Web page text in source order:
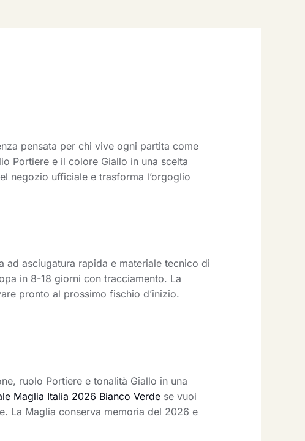
pensata per chi vive ogni partita come
Portiere e il colore Giallo in una scelta
negozio ufficiale e trasforma l’orgoglio
asciugatura rapida e materiale tecnico di
in 8-18 giorni con tracciamento. La
pronto al prossimo fischio d’inizio.
ruolo Portiere e tonalità Giallo in una
Maglia Italia 2026 Bianco Verdese vuoi
La Maglia conserva memoria del 2026 e